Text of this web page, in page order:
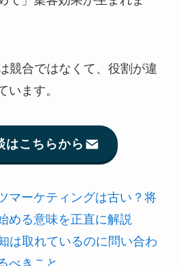
競合ではなくて、役割が違
います。
はこちらから
マーケティングは古い？将
める意味を正直に解説
は取れているのに問い合わ